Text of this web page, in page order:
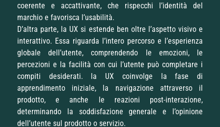
coerente e accattivante, che rispecchi l’identità del
marchio e favorisca l’usabilità.
D’altra parte, la UX si estende ben oltre l’aspetto visivo e
interattivo. Essa riguarda l’intero percorso e l’esperienza
globale dell’utente, comprendendo le emozioni, le
percezioni e la facilità con cui l’utente può completare i
compiti desiderati. la UX coinvolge la fase di
apprendimento iniziale, la navigazione attraverso il
prodotto, e anche le reazioni post-interazione,
determinando la soddisfazione generale e l’opinione
dell’utente sul prodotto o servizio.